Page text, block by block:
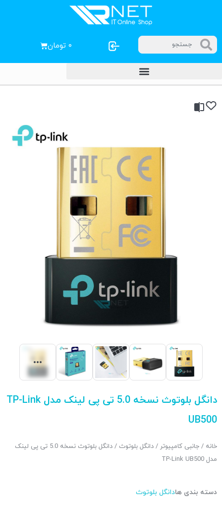
۰ تومان
دانگل بلوتوث نسخه 5.0 تی پی لینک مدل TP-Link
UB500
خانه / جانبی کامپیوتر / دانگل بلوتوث
/ دانگل بلوتوث نسخه 5.0 تی پی لینک
مدل TP-Link UB500
دسته بندی هادانگل بلوتوث